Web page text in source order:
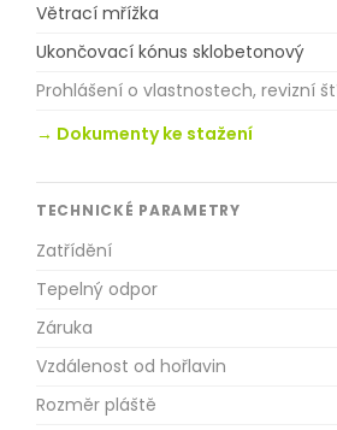
Větrací mřížka
Ukončovací kónus sklobetonový
Prohlášení o vlastnostech, revizní
→ Dokumenty ke stažení
TECHNICKÉ PARAMETRY
Zatřídění
Tepelný odpor
Záruka
Vzdálenost od hořlavin
Rozměr pláště